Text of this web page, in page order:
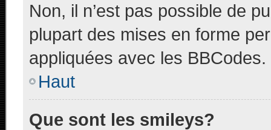
Non, il n’est pas possible de
plupart des mises en forme
appliquées avec les BBCodes.
Haut
Que sont les smileys?